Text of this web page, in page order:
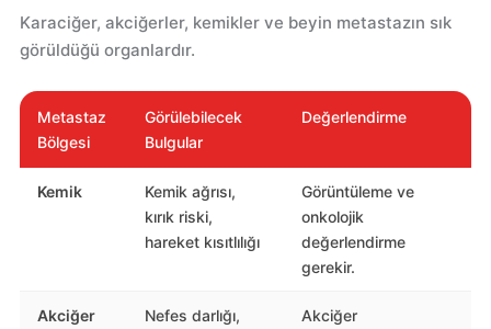
Karaciğer, akciğerler, kemikler ve beyin metastazın sık
görüldüğü organlardır.
Metastaz
Bölgesi
Görülebilecek
Bulgular
Değerlendirme
Kemik
Kemik ağrısı,
kırık riski,
hareket kısıtlılığı
Görüntüleme ve
onkolojik
değerlendirme
gerekir.
Akciğer
Nefes darlığı,
Akciğer